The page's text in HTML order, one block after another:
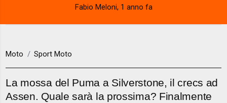
Fabio Meloni, 1 anno fa
Moto Sport Moto
La mossa del Puma a Silverstone, il crecs ad
Assen. Quale sarà la prossima? Finalmente